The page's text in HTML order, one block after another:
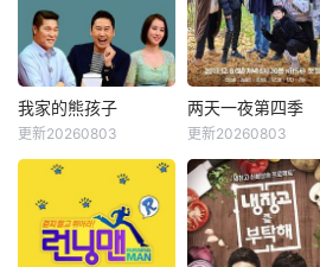
Faker、东方神起
的最强昌珉、TXT
的杋圭等神级阵容
破天荒集结，同场
大玩推理游戏！面
对真真假假的线索
博弈，究竟谁能揭
开真相？
我家的熊孩子
韩惠轸
《我家的熊孩子》
是一档韩国脱口秀
节目。节目主要关
我家的熊孩子
更新20260803
两天一夜第四季
Se-yoon
韩国KBS电视台综
艺节目，也是该台
Happy Sunday的
两天一夜第四季
更新20260803